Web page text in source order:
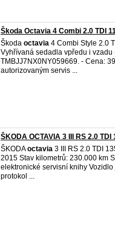
Škoda Octavia 4 Combi 2.0 TDI
Škoda octavia 4 Combi Style 2.0
Vyhřívaná sedadla vpředu i vzadu
TMBJJ7NX0NY059669. - Cena:
autorizovaným servis ...
ŠKODA OCTAVIA 3 III RS 2.0 TDI
ŠKODAoctavia 3 III RS 2.0 TDI
2015 Stav kilometrů: 230.000 km
elektronické servisní knihy
protokol ...